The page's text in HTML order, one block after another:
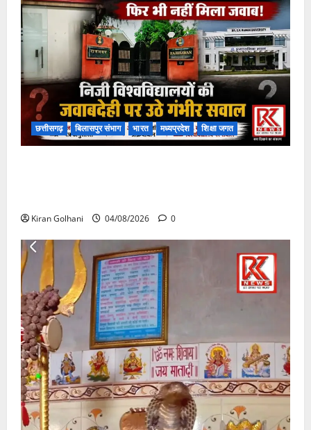
छत्तीसगढ़ बिलासपुर संभाग भारत मध्यप्रदेश शिक्षा जगत
Kiran Golhani 04/08/2026 0